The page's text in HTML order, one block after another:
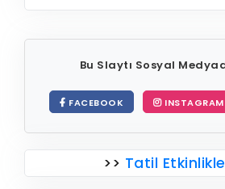
Bu Slaytı Sosyal
FACEBOOK INSTAGRAM
>> Tatil